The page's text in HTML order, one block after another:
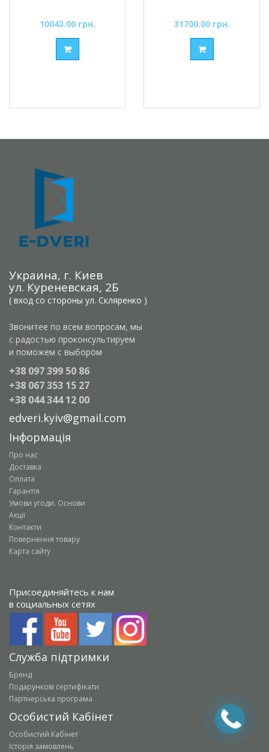
10043.00 грн. 31700.00 грн.
Украина, г. Киев
ул. Куреневская, 2Б
( вход со стороны ул. Скляренко )
Звонитее по всем вопросам, мы
с радостью проконсультируем
и поможем с выбором
+38 097 399 50 86
+38 067 353 15 27
+38 044 344 12 00
edveri.kyiv@gmail.com
Інформація
Про нас
Доставка
Оплата
Гарантія
Умови угоди. Основи
Акції
Контакти
Повернення товару
Карта сайту
Присоединяйтесь к нам
в социальных сетях
Служба підтримки
Бренд
Подарункові сертифікати
Партнерська програма
Особистий Кабінет
Особистий Кабінет
Історія замовлень